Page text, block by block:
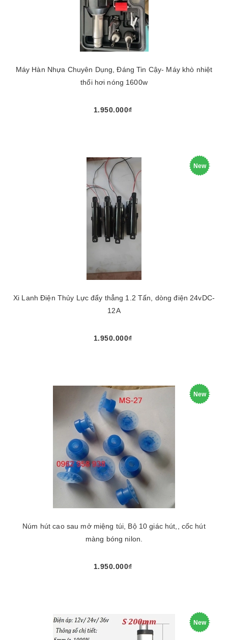
Máy Hàn Nhựa Chuyên Dụng, Đáng Tin Cậy- Máy khò nhiệt
thổi hơi nóng 1600w
1.950.000₫
New
Xi Lanh Điện Thủy Lực đẩy thẳng 1.2 Tấn, dòng điện 24vDC-
12A
1.950.000₫
New
Núm hút cao sau mở miệng túi, Bộ 10 giác hút,, cốc hút
màng bóng nilon.
1.950.000₫
New